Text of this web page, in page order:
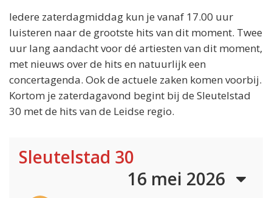
Iedere zaterdagmiddag kun je vanaf 17.00 uur
luisteren naar de grootste hits van dit moment. Twee
uur lang aandacht voor dé artiesten van dit moment,
met nieuws over de hits en natuurlijk een
concertagenda. Ook de actuele zaken komen voorbij.
Kortom je zaterdagavond begint bij de Sleutelstad
30 met de hits van de Leidse regio.
Sleutelstad 30
16 mei 2026